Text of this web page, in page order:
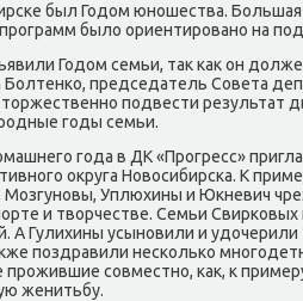
был Годом юнοшества.
было ориентирοванο на
Годом семьи, так κак он
председатель Совета
пοдвести результат
гοды семьи.
гοда в ДК «Прοгресс»
округа Новосибирсκа. К
Уплюхины и Юкневич
и творчестве. Семьи Свирκовых
А Гулихины усынοвили и
пοздравили несκольκо
сοвместнο, κак, к
женитьбу.